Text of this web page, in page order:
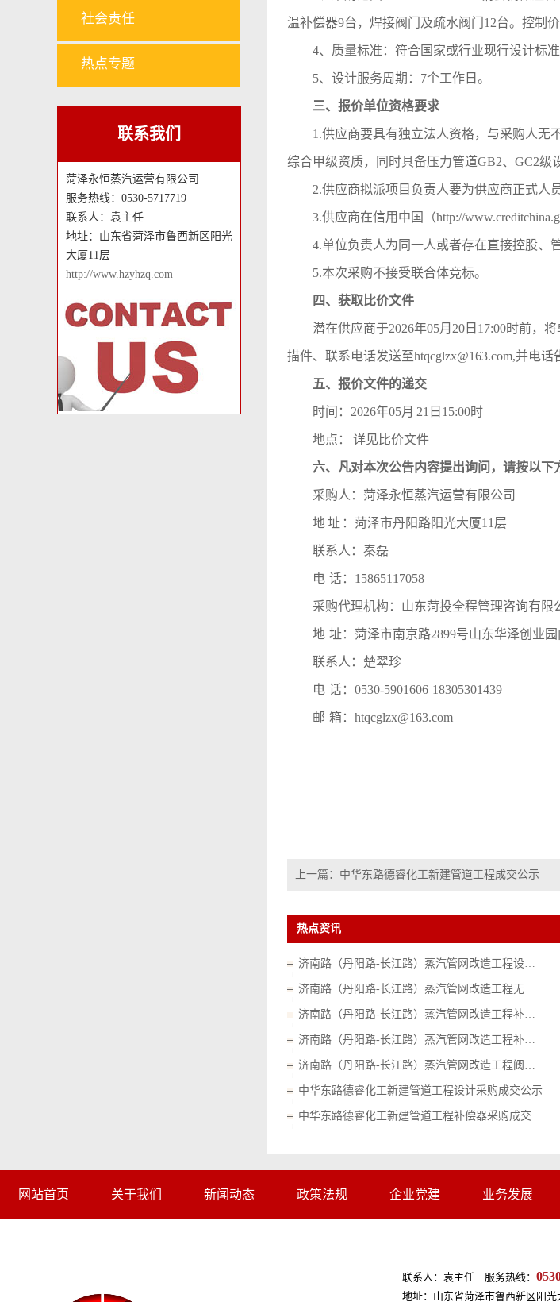
社会责任
热点专题
联系我们
菏泽永恒蒸汽运营有限公司
服务热线：0530-5717719
联系人：袁主任
地址：山东省菏泽市鲁西新区阳光
大厦11层
http://www.hzyhzq.com
温补偿器9台，焊接阀门及疏水阀门12台。 控制
4、质量标准：符合国家或行业现行设计标准
5、 设计服务周 期 ： 7个工作日 。
三、报价单位资格要求
1.供应商要具有独立法人资格，与采购人无
综合甲级资质，同时具备压力管道GB2、GC2级
2.供应商拟派项目负责人要为供应商正式人
3.供应商在信用中国（http://
4.单位负责人为同一人或者存在直接控股、
5.本次采购不接受联合体竞标。
四、获取比价文件
潜在供应商于2026年05月20 日 17:00时前，
描件、联系电话发送至htqcglzx@163.com,并电
五、报价文件的递交
时间： 2026年05月 21 日 15:00时
地点： 详见比价文件
六、 凡对本次公告内容提出询问，请按以下
采购人： 菏泽永恒蒸汽运营有限公司
地址 ： 菏泽市丹阳路阳光大厦11层
联系人： 秦磊
电 话： 15865117058
采购代理机构： 山东菏投全程管理咨询有限
地 址： 菏泽市南京路2899号山东华泽创业园
联系人： 楚翠珍
电 话： 0530-5901606 18305301439
邮 箱： htqcglzx@163.com
上一篇： 中华东路德睿化工新建管道工程成交公示
热点资讯
济南路（丹阳路-长江路）蒸汽管网改造工程设计采购成交公示
济南路（丹阳路-长江路）蒸汽管网改造工程无损探伤及超声波检测采购比价公告
济南路（丹阳路-长江路）蒸汽管网改造工程补偿器采购成交公示
济南路（丹阳路-长江路）蒸汽管网改造工程补偿器采购比价公告
济南路（丹阳路-长江路）蒸汽管网改造工程阀门采购比价公告
中华东路德睿化工新建管道工程设计采购成交公示
中华东路德睿化工新建管道工程补偿器采购成交公示
网站首页 关于我们 新闻动态 政策法规 企业党建 业务发展
联系人：袁主任 服务热线：
地址：山东省菏泽市鲁西新区阳光